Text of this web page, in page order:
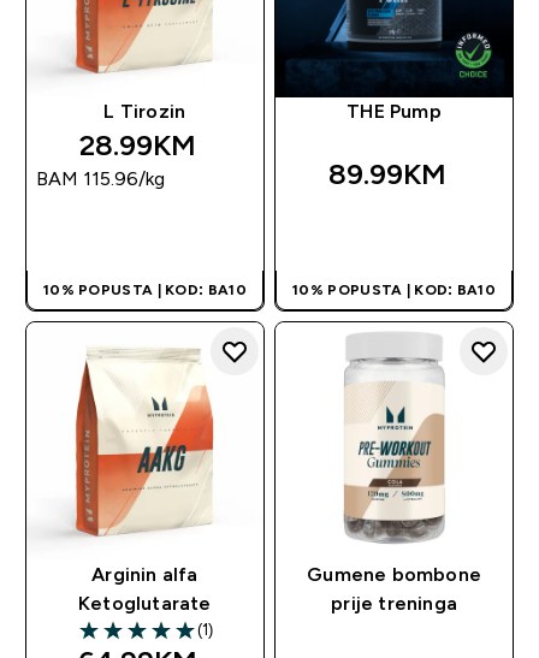
L Tirozin
28.99KM‎
BAM 115.96‎/kg
10% POPUSTA | KOD: BA10
THE Pump
89.99KM‎
10% POPUSTA | KOD: BA10
Arginin alfa
Ketoglutarate
5 out of 5 stars
(1)
Gumene bombone
prije treninga